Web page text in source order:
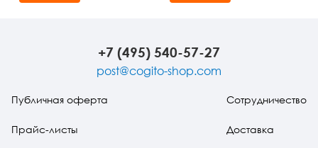
+7 (495) 540-57-27
post@cogito-shop.com
Публичная оферта
Прайс-листы
Сотрудничество
Доставка